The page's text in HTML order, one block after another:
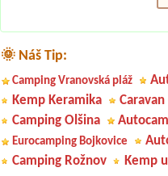
🌞 Náš Tip:
Camping Vranovská pláž
Kemp Keramika
Camping Olšina
Eurocamping Bojkovice
Camping Rožnov
Kemp